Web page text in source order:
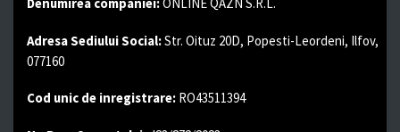
Adresa Sediului Social:Str. Oituz 20D, Popesti-Leordeni, Ilfov,
077160
Cod unic de inregistrare: RO43511394